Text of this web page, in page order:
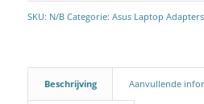
SKU: N/B Categorie: Asus Laptop Adapters
Beschrijving Aanvullende